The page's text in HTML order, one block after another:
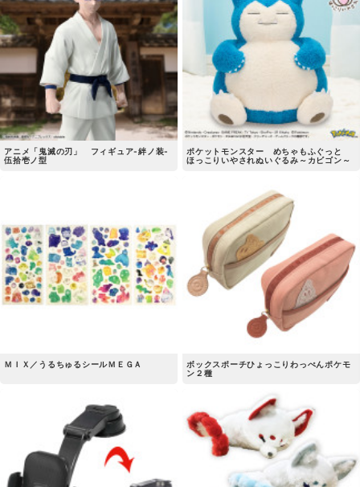
アニメ「鬼滅の刃」 フィギュア-絆ノ装-
伍拾壱ノ型
ポケットモンスター めちゃもふぐっと
ほっこりいやされぬいぐるみ～カビゴン～
ＭＩＸ／うるちゅるシールＭＥＧＡ
ボックスポーチひょっこりわっぺんポケモ
ン２種